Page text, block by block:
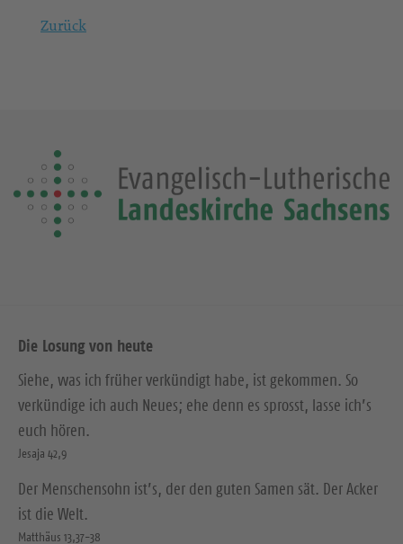
Zurück
Die Losung von heute
Siehe, was ich früher verkündigt habe, ist gekommen. So
verkündige ich auch Neues; ehe denn es sprosst, lasse ich’s
euch hören.
Jesaja 42,9
Der Menschensohn ist’s, der den guten Samen sät. Der Acker
ist die Welt.
Matthäus 13,37-38